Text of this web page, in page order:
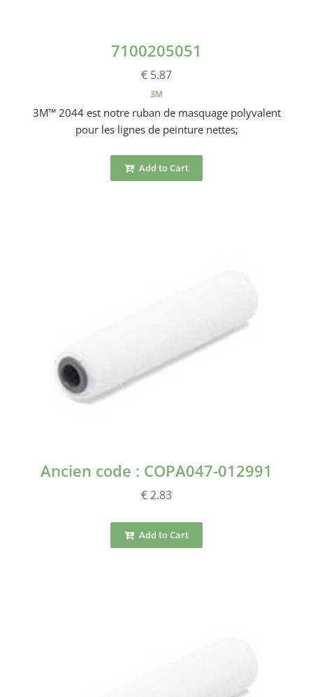
7100205051
€ 5.87
3M
3M™ 2044 est notre ruban de masquage polyvalent
pour les lignes de peinture nettes;
Add to Cart
Ancien code : COPA047-012991
€ 2.83
Add to Cart